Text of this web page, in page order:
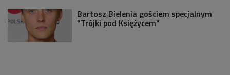
Bartosz Bielenia gościem specjalnym
"Trójki pod Księżycem"